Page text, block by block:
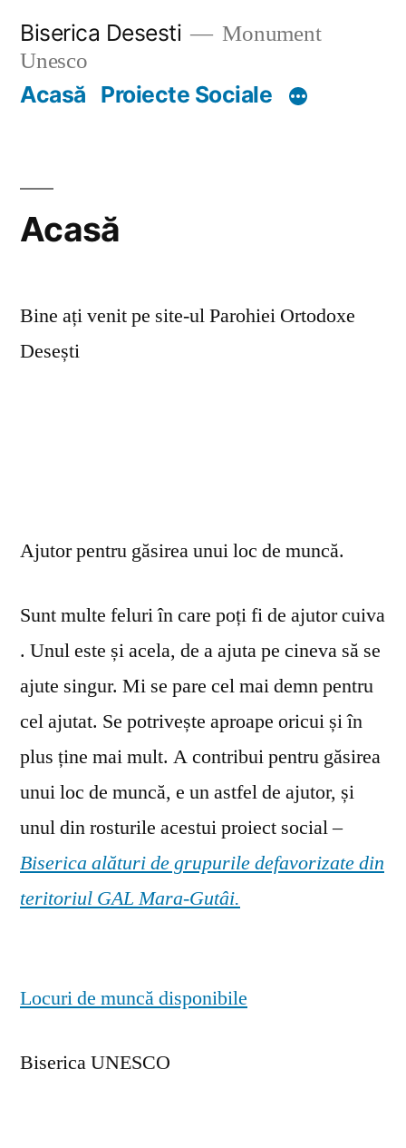
content
Biserica Desesti
Monument
Unesco
Acasă Proiecte Sociale
Acasă
Bine ați venit pe site-ul Parohiei Ortodoxe
Desești
Ajutor pentru găsirea unui loc de muncă.
Sunt multe feluri în care poți fi de ajutor cuiva
. Unul este și acela, de a ajuta pe cineva să se
ajute singur. Mi se pare cel mai demn pentru
cel ajutat. Se potrivește aproape oricui și în
plus ține mai mult. A contribui pentru găsirea
unui loc de muncă, e un astfel de ajutor, și
unul din rosturile acestui proiect social –
Biserica alături de grupurile defavorizate din
teritoriul GAL Mara-Gutâi.
Locuri de muncă disponibile
Biserica UNESCO